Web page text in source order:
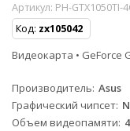
Артикул: PH-GTX1050TI-
Код: zx105042
Видеокарта • GeForce
Производитель Asus
Графический чипсет
Объем видеопамяти